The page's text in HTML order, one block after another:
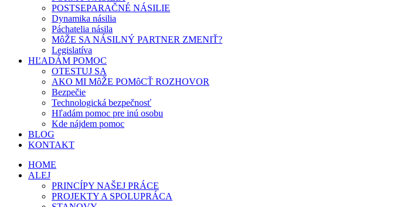
POSTSEPARAČNÉ NÁSILIE
Dynamika násilia
Páchatelia násila
MôŽE SA NÁSILNÝ PARTNER ZMENIŤ?
Legislatíva
HĽADÁM POMOC
OTESTUJ SA
AKO MI MôŽE POMôCŤ ROZHOVOR
Bezpečie
Technologická bezpečnosť
Hľadám pomoc pre inú osobu
Kde nájdem pomoc
BLOG
KONTAKT
HOME
ALEJ
PRINCÍPY NAŠEJ PRÁCE
PROJEKTY A SPOLUPRÁCA